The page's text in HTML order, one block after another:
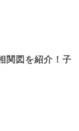
関図を紹介！子